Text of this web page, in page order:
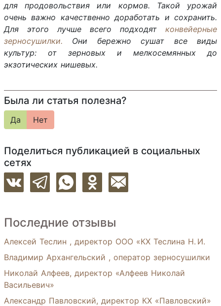
для продовольствия или кормов. Такой урожай
очень важно качественно доработать и сохранить.
Для этого лучше всего подходят конвейерные
зерносушилки. Они бережно сушат все виды
культур: от зерновых и мелкосемянных до
экзотических нишевых.
Последние отзывы
Алексей Теслин , директор ООО «КХ Теслина Н. И.
Владимир Архангельский , оператор зерносушилки
Николай Алфеев, директор «Алфеев Николай
Васильевич»
Александр Павловский, директор КХ «Павловский»
Была ли статья полезна?
Да Нет
Поделиться публикацией в социальных
сетях